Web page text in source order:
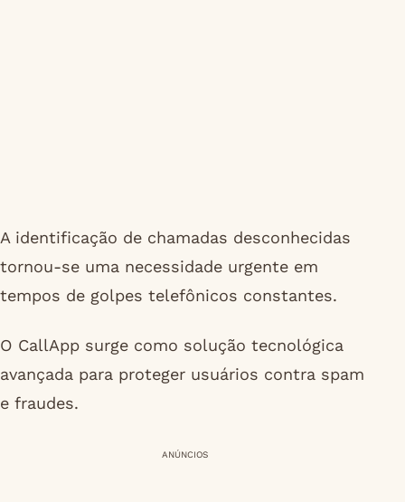
A identificação de chamadas desconhecidas
tornou-se uma necessidade urgente em
tempos de golpes telefônicos constantes.
O CallApp surge como solução tecnológica
avançada para proteger usuários contra spam
e fraudes.
ANÚNCIOS